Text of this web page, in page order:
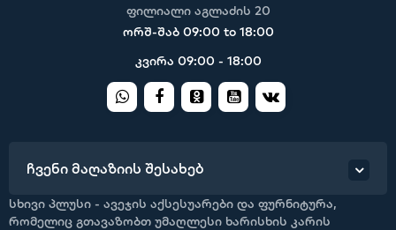
ფილიალი აგლაძის 20
ორშ-შაბ 09:00 to 18:00
კვირა 09:00 - 18:00
ჩვენი მაღაზიის შესახებ
სხივი პლუსი - ავეჯის აქსესუარები და ფურნიტურა,
რომელიც გთავაზობთ უმაღლესი ხარისხის კარის